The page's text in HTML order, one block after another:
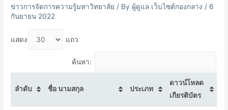
ข่าวการจัดการความรู้มหาวิทยาลัย / By ผู้ดูแล เว็บไซต์กองกลาง / 6
กันยายน 2022
แสดง แถว
ค้นหา:
ลำดับ ชื่อ นามสกุล ประเภท
ดาวน์โหลด
เกียรติบัตร